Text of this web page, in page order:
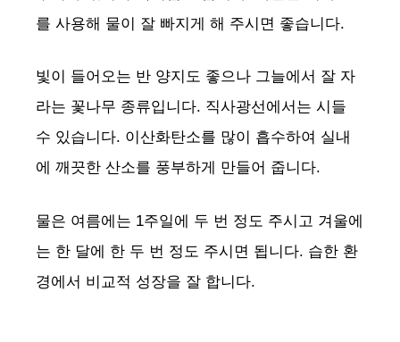
를 사용해 물이 잘 빠지게 해 주시면 좋습니다.
빛이 들어오는 반 양지도 좋으나 그늘에서 잘 자
라는 꽃나무 종류입니다. 직사광선에서는 시들
수 있습니다. 이산화탄소를 많이 흡수하여 실내
에 깨끗한 산소를 풍부하게 만들어 줍니다.
물은 여름에는 1주일에 두 번 정도 주시고 겨울에
는 한 달에 한 두 번 정도 주시면 됩니다. 습한 환
경에서 비교적 성장을 잘 합니다.